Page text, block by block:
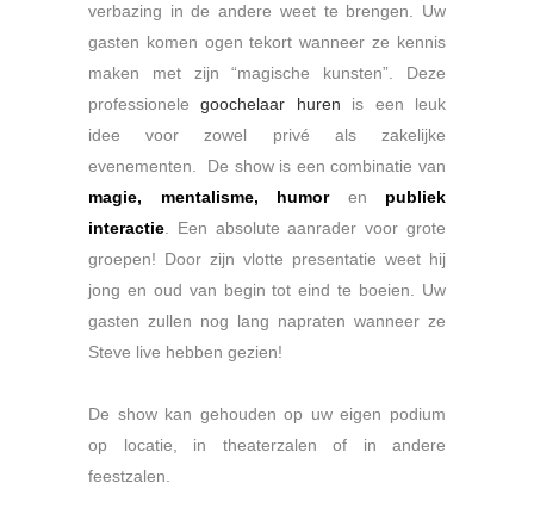
verbazing in de andere weet te brengen. Uw
gasten komen ogen tekort wanneer ze kennis
maken met zijn “magische kunsten”. Deze
professionelegoochelaar huren is een leuk
idee voor zowel privé als zakelijke
evenementen. De show is een combinatie van
magie, mentalisme, humor en publiek
interactie . Een absolute aanrader voor grote
groepen! Door zijn vlotte presentatie weet hij
jong en oud van begin tot eind te boeien. Uw
gasten zullen nog lang napraten wanneer ze
Steve live hebben gezien!
De show kan gehouden op uw eigen podium
op locatie, in theaterzalen of in andere
feestzalen.